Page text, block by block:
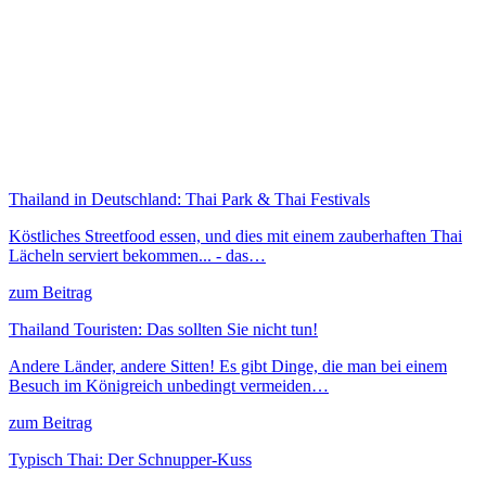
Thailand in Deutschland: Thai Park & Thai Festivals
Köstliches Streetfood essen, und dies mit einem zauberhaften Thai
Lächeln serviert bekommen... - das…
zum Beitrag
Thailand Touristen: Das sollten Sie nicht tun!
Andere Länder, andere Sitten! Es gibt Dinge, die man bei einem
Besuch im Königreich unbedingt vermeiden…
zum Beitrag
Typisch Thai: Der Schnupper-Kuss